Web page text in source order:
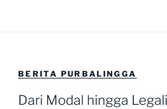
BERITA PURBALINGGA
Dari Modal hingga